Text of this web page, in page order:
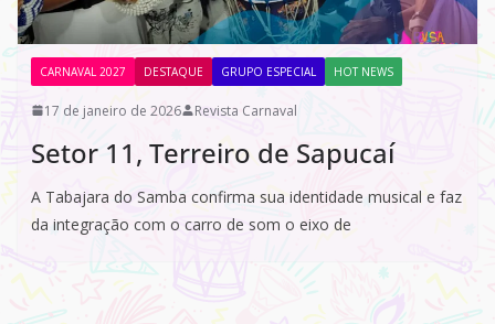
CARNAVAL 2027 DESTAQUE GRUPO ESPECIAL HOT NEWS
17 de janeiro de 2026 Revista Carnaval
Setor 11, Terreiro de Sapucaí
A Tabajara do Samba confirma sua identidade musical e faz
da integração com o carro de som o eixo de